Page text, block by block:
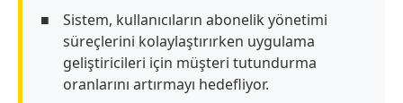
Sistem, kullanıcıların abonelik yönetimi
süreçlerini kolaylaştırırken uygulama
geliştiricileri için müşteri tutundurma
oranlarını artırmayı hedefliyor.